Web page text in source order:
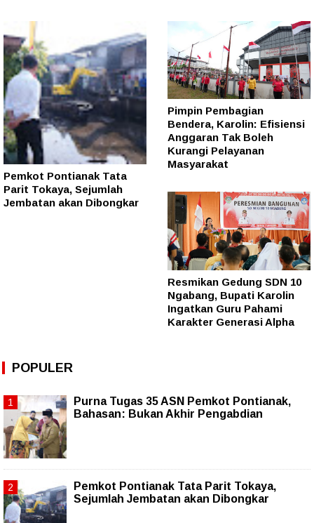
Pemkot Pontianak Tata
Parit Tokaya, Sejumlah
Jembatan akan Dibongkar
Pimpin Pembagian
Bendera, Karolin: Efisiensi
Anggaran Tak Boleh
Kurangi Pelayanan
Masyarakat
Resmikan Gedung SDN 10
Ngabang, Bupati Karolin
Ingatkan Guru Pahami
Karakter Generasi Alpha
POPULER
Purna Tugas 35 ASN Pemkot Pontianak,
Bahasan: Bukan Akhir Pengabdian
Pemkot Pontianak Tata Parit Tokaya,
Sejumlah Jembatan akan Dibongkar